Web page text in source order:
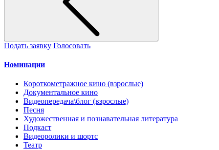
Подать заявку Голосовать
Номинации
Короткометражное кино (взрослые)
Документальное кино
Видеопередача\блог (взрослые)
Песня
Художественная и познавательная литература
Подкаст
Видеоролики и шортс
Театр